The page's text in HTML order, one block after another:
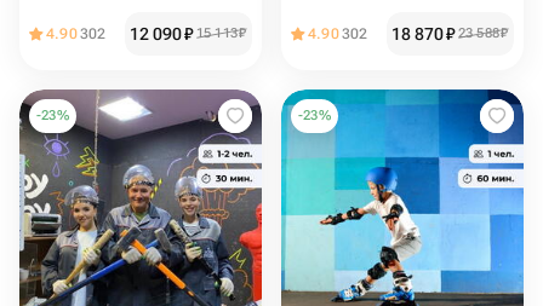
4.90302 12 090₽ 15 113₽ 4.90302 18 870₽ 23 588₽
-23% -23%